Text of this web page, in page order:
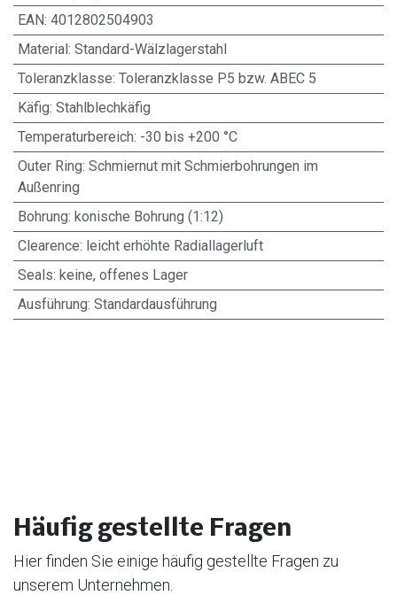
EAN: 4012802504903
Material: Standard-Wälzlagerstahl
Toleranzklasse: Toleranzklasse P5 bzw. ABEC 5
Käfig: Stahlblechkäfig
Temperaturbereich: -30 bis +200 °C
Outer Ring: Schmiernut mit Schmierbohrungen im
Außenring
Bohrung: konische Bohrung (1:12)
Clearence: leicht erhöhte Radiallagerluft
Seals: keine, offenes Lager
Ausführung: Standardausführung
Häufig gestellte Fragen
Hier finden Sie einige häufig gestellte Fragen zu
unserem Unternehmen.